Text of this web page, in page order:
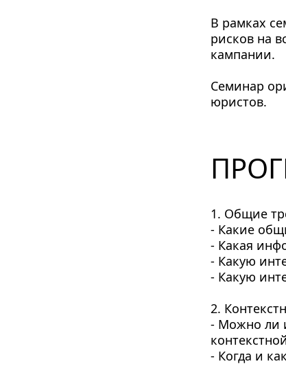
В рамках
рисков на
кампании.
Семинар
юристов.
1. Общие
- Какие
- Какая
- Какую
- Какую
2.
- Можно ли
- Когда и